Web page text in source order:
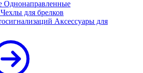
Однонаправленные
Чехлы для брелков
Аксессуары для